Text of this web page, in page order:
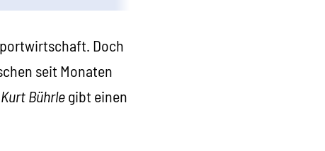
Doch
seit Monaten
Kurt Bührlegibt einen